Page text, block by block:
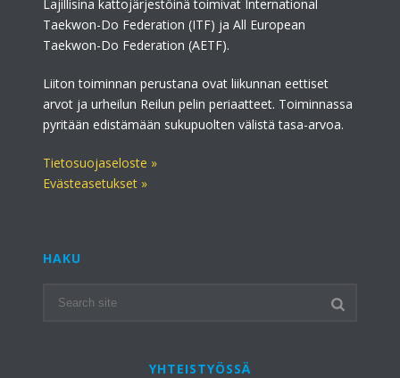
Lajillisina kattojärjestöinä toimivat International
Taekwon-Do Federation (ITF) ja All European
Taekwon-Do Federation (AETF).
Liiton toiminnan perustana ovat liikunnan eettiset
arvot ja urheilun Reilun pelin periaatteet. Toiminnassa
pyritään edistämään sukupuolten välistä tasa-arvoa.
Tietosuojaseloste »
Evästeasetukset »
HAKU
YHTEISTYÖSSÄ